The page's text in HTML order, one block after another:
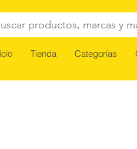
Tienda Categorías
productos, marcas y